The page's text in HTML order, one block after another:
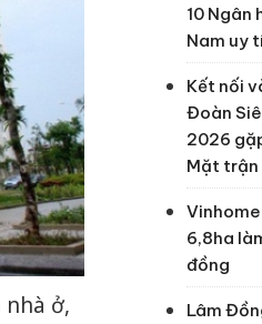
ở,
10 Ngân
Nam uy
Kết nối
Đoàn
2026
Mặt trận
6,8ha
đồng
Lâm